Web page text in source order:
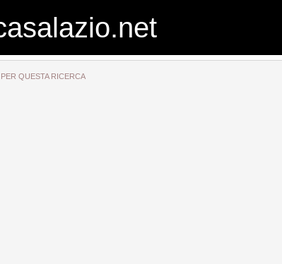
QUESTA RICERCA